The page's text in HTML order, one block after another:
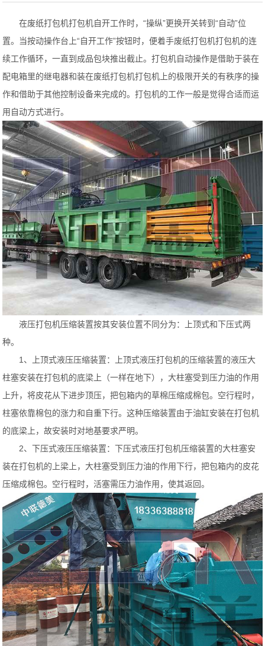
在废纸打包机打包机自开工作时，“操纵”更换开关转到“自动”位
置。当按动操作台上“自开工作”按钮时，便着手废纸打包机打包机的连
续工作循环，一直到成品包块推出截止。打包机自动操作是借助于装在
配电箱里的继电器和装在废纸打包机打包机上的极限开关的有秩序的操
作和借助于其他控制设备来完成的。打包机的工作一般是觉得合适而运
用自动方式进行。
液压打包机压缩装置按其安装位置不同分为：上顶式和下压式两
种。
1、上顶式液压压缩装置：上顶式液压打包机的压缩装置的液压大
柱塞安装在打包机的底梁上（一样在地下），大柱塞受到压力油的作用
上升，将皮花从下进步顶压，把包箱内的草棉压缩成棉包。空行程时，
柱塞依靠棉包的涨力和自重下行。这种压缩装置由于油缸安装在打包机
的底梁上，故安装时对地基要求严明。
2、下压式液压压缩装置：下压式液压打包机压缩装置的大柱塞安
装在打包机的上梁上，大柱塞受到压力油的作用下行，把包箱内的皮花
压缩成棉包。空行程时，活塞需压力油作用，使其返回。